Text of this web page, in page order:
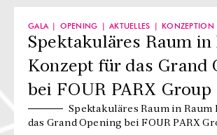
GALA OPENING AKTUELLES KONZEPTION
Spektakuläres Raum in
Konzept für das Grand
bei FOUR PARX Group
Spektakuläres Raum in
das Grand Opening bei FOUR PARX